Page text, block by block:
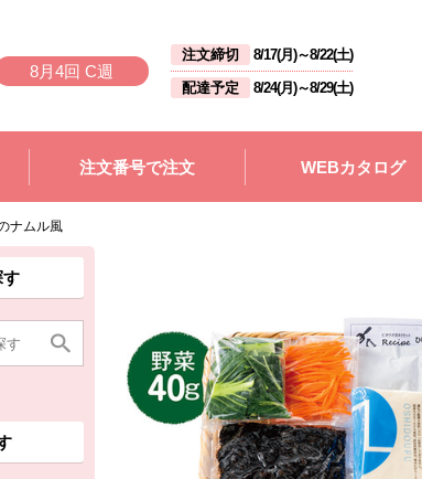
8月4回 C週
注文締切 8/17(月)～8/22(土)
配達予定
8/24(月)～8/29(土)
注文番号で注文 WEBカタログ
ナムル風
ーです。
す
で。
ーです。
で。